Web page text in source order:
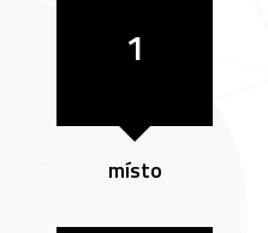
1
místo